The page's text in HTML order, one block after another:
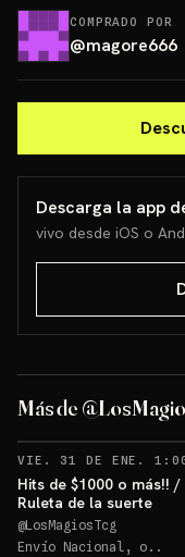
COMPRADO POR
@magore666
Descarga la app
vivo desde iOS o
Más de
Hits de $1000 o más!! /
Ruleta de la suerte
@LosMagiosTcg
Envío Nacional, o..